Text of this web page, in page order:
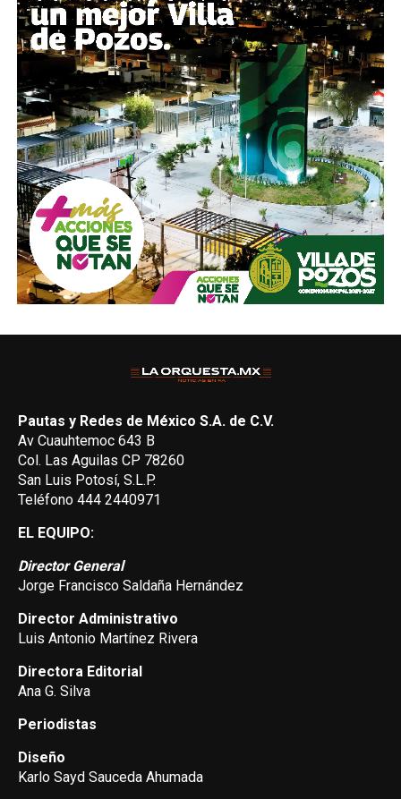
Pautas y Redes de México S.A. de C.V.
Av Cuauhtemoc 643 B
Col. Las Aguilas CP 78260
San Luis Potosí, S.L.P.
Teléfono 444 2440971
EL EQUIPO:
Director General
Jorge Francisco Saldaña Hernández
Director Administrativo
Luis Antonio Martínez Rivera
Directora Editorial
Ana G. Silva
Periodistas
Diseño
Karlo Sayd Sauceda Ahumada